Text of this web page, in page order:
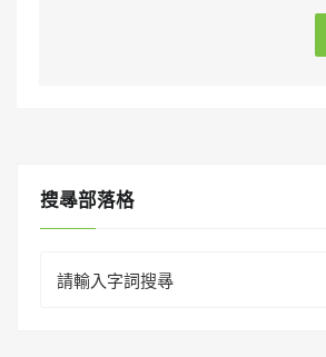
搜㝷部落格
for: